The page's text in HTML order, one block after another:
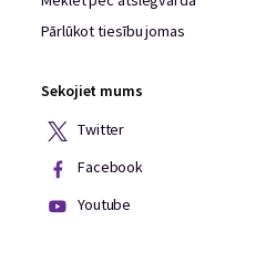
Pārlūkot tiesību jomas
Sekojiet mums
Twitter
Facebook
Youtube